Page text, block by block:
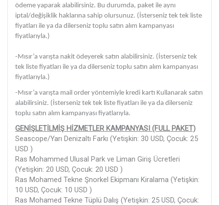
ödeme yaparak alabilirsiniz. Bu durumda, paket ile aynı
iptal/değişiklik haklarına sahip olursunuz. (İsterseniz tek tek liste
fiyatları ile ya da dilerseniz toplu satın alım kampanyası
fiyatlarıyla.)
-Mısır’a varışta nakit ödeyerek satın alabilirsiniz. (İsterseniz tek
tek liste fiyatları ile ya da dilerseniz toplu satın alım kampanyası
fiyatlarıyla.)
-Mısır’a varışta mail order yöntemiyle kredi kartı Kullanarak satın
alabilirsiniz. (İsterseniz tek tek liste fiyatları ile ya da dilerseniz
toplu satın alım kampanyası fiyatlarıyla.
GENİŞLETİLMİŞ HİZMETLER KAMPANYASI (FULL PAKET)
Seascope/Yarı Denizaltı Farkı (Yetişkin: 30 USD, Çocuk: 25
USD )
Ras Mohammed Ulusal Park ve Liman Giriş Ücretleri
(Yetişkin: 20 USD, Çocuk: 20 USD )
Ras Mohamed Tekne Şnorkel Ekipmanı Kiralama (Yetişkin:
10 USD, Çocuk: 10 USD )
Ras Mohamed Tekne Tüplü Dalış (Yetişkin: 25 USD, Çocuk: